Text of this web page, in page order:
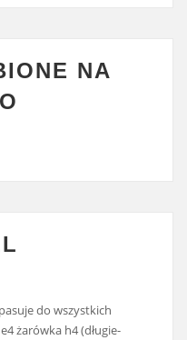
NA
do wszystkich
żarówka h4 (długie-